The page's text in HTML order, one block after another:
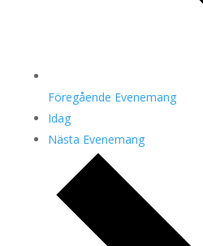
Föregående Evenemang
Idag
Nästa Evenemang